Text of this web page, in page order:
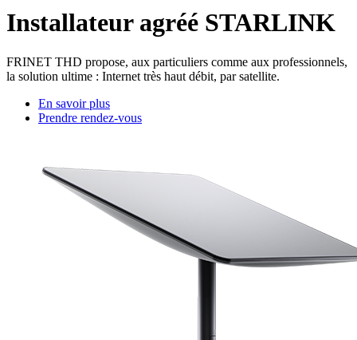
Installateur agréé STARLINK
FRINET THD propose, aux particuliers comme aux professionnels,
la solution ultime : Internet très haut débit, par satellite.
En savoir plus
Prendre rendez-vous